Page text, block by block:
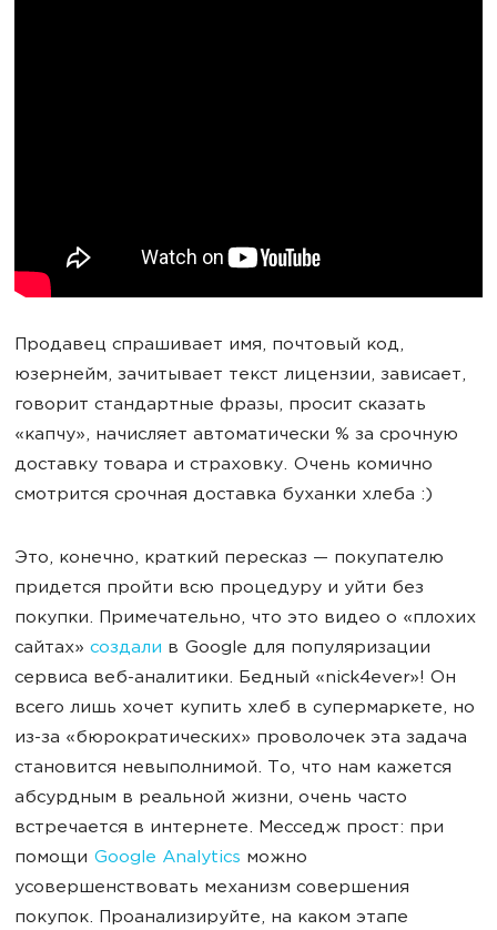
Продавец спрашивает имя, почтовый код,
юзернейм, зачитывает текст лицензии, зависает,
говорит стандартные фразы, просит сказать
«капчу», начисляет автоматически % за срочную
доставку товара и страховку. Очень комично
смотрится срочная доставка буханки хлеба :)
Это, конечно, краткий пересказ — покупателю
придется пройти всю процедуру и уйти без
покупки. Примечательно, что это видео о «плохих
сайтах» создали в Google для популяризации
сервиса веб-аналитики. Бедный «nick4ever»! Он
всего лишь хочет купить хлеб в супермаркете, но
из-за «бюрократических» проволочек эта задача
становится невыполнимой. То, что нам кажется
абсурдным в реальной жизни, очень часто
встречается в интернете. Месседж прост: при
помощи Google Analytics можно
усовершенствовать механизм совершения
покупок. Проанализируйте, на каком этапе